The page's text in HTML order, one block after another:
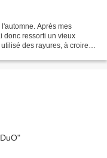
Après mes
donc ressorti un vieux
des rayures, à croire